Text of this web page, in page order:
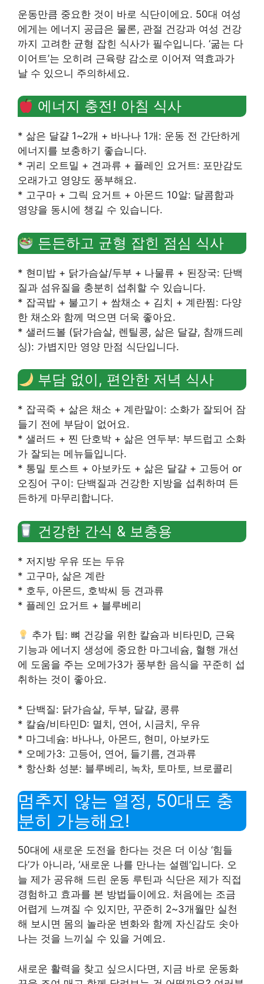
운동만큼 중요한 것이 바로 식단이에요. 50대 여성
에게는 에너지 공급은 물론, 관절 건강과 여성 건강
까지 고려한 균형 잡힌 식사가 필수입니다. ‘굶는 다
이어트’는 오히려 근육량 감소로 이어져 역효과가
날 수 있으니 주의하세요.
에너지 충전! 아침 식사
* 삶은 달걀 1~2개 + 바나나 1개: 운동 전 간단하게
에너지를 보충하기 좋습니다.
* 귀리 오트밀 + 견과류 + 플레인 요거트: 포만감도
오래가고 영양도 풍부해요.
* 고구마 + 그릭 요거트 + 아몬드 10알: 달콤함과
영양을 동시에 챙길 수 있습니다.
든든하고 균형 잡힌 점심 식사
* 현미밥 + 닭가슴살/두부 + 나물류 + 된장국: 단백
질과 섬유질을 충분히 섭취할 수 있습니다.
* 잡곡밥 + 불고기 + 쌈채소 + 김치 + 계란찜: 다양
한 채소와 함께 먹으면 더욱 좋아요.
* 샐러드볼 (닭가슴살, 렌틸콩, 삶은 달걀, 참깨드레
싱): 가볍지만 영양 만점 식단입니다.
부담 없이, 편안한 저녁 식사
* 잡곡죽 + 삶은 채소 + 계란말이: 소화가 잘되어 잠
들기 전에 부담이 없어요.
* 샐러드 + 찐 단호박 + 삶은 연두부: 부드럽고 소화
가 잘되는 메뉴들입니다.
* 통밀 토스트 + 아보카도 + 삶은 달걀 + 고등어 or
오징어 구이: 단백질과 건강한 지방을 섭취하며 든
든하게 마무리합니다.
건강한 간식 & 보충용
* 저지방 우유 또는 두유
* 고구마, 삶은 계란
* 호두, 아몬드, 호박씨 등 견과류
* 플레인 요거트 + 블루베리
추가 팁: 뼈 건강을 위한 칼슘과 비타민D, 근육
기능과 에너지 생성에 중요한 마그네슘, 혈행 개선
에 도움을 주는 오메가3가 풍부한 음식을 꾸준히 섭
취하는 것이 좋아요.
* 단백질: 닭가슴살, 두부, 달걀, 콩류
* 칼슘/비타민D: 멸치, 연어, 시금치, 우유
* 마그네슘: 바나나, 아몬드, 현미, 아보카도
* 오메가3: 고등어, 연어, 들기름, 견과류
* 항산화 성분: 블루베리, 녹차, 토마토, 브로콜리
멈추지 않는 열정, 50대도 충
분히 가능해요!
50대에 새로운 도전을 한다는 것은 더 이상 ‘힘들
다’가 아니라, ‘새로운 나를 만나는 설렘’입니다. 오
늘 제가 공유해 드린 운동 루틴과 식단은 제가 직접
경험하고 효과를 본 방법들이에요. 처음에는 조금
어렵게 느껴질 수 있지만, 꾸준히 2~3개월만 실천
해 보시면 몸의 놀라운 변화와 함께 자신감도 솟아
나는 것을 느끼실 수 있을 거예요.
새로운 활력을 찾고 싶으시다면, 지금 바로 운동화